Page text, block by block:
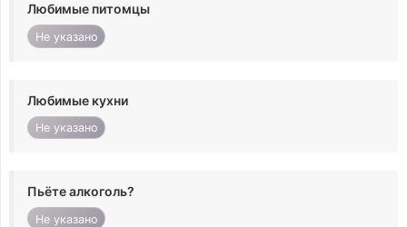
Любимые питомцы
Не указано
Любимые кухни
Не указано
Пьёте алкоголь?
Не указано